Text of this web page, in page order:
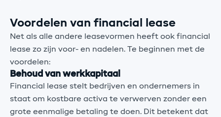
Voordelen van financial lease
Net als alle andere leasevormen heeft ook financial
lease zo zijn voor- en nadelen. Te beginnen met de
voordelen:
Behoud van werkkapitaal
Financial lease stelt bedrijven en ondernemers in
staat om kostbare activa te verwerven zonder een
grote eenmalige betaling te doen. Dit betekent dat